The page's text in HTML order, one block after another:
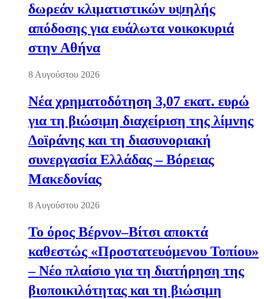
δωρεάν κλιματιστικών υψηλής
απόδοσης για ευάλωτα νοικοκυριά
στην Αθήνα
8 Αυγούστου 2026
Νέα χρηματοδότηση 3,07 εκατ. ευρώ
για τη βιώσιμη διαχείριση της λίμνης
Δοϊράνης και τη διασυνοριακή
συνεργασία Ελλάδας – Βόρειας
Μακεδονίας
8 Αυγούστου 2026
Το όρος Βέρνον–Βίτσι αποκτά
καθεστώς «Προστατευόμενου Τοπίου»
– Νέο πλαίσιο για τη διατήρηση της
βιοποικιλότητας και τη βιώσιμη